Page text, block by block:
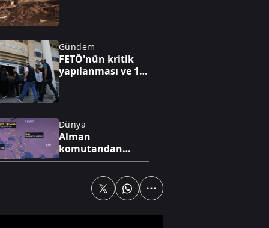
Gündem
FETÖ'nün kritik
yapılanması ve 15
Dünya
Alman
komutandan
nükleer kıyamet
nükleer kış
yaşayabiliriz"
Dünya yıldızı